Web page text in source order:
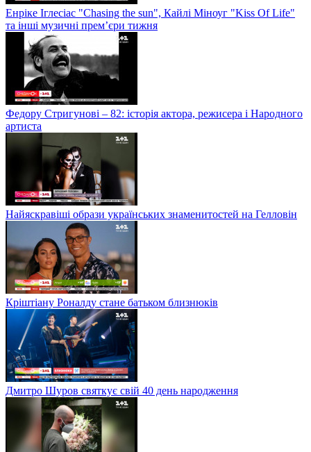
Енріке Іглесіас "Chasing the sun", Кайлі Міноуг "Kiss Of Life"
та інші музичні прем’єри тижня
Федору Стригунові – 82: історія актора, режисера і Народного
артиста
Найяскравіші образи українських знаменитостей на Гелловін
Кріштіану Роналду стане батьком близнюків
Дмитро Шуров святкує свій 40 день народження